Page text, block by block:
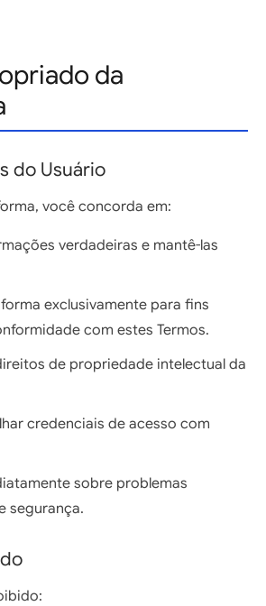
da
do Usuário
você concorda em:
verdadeiras e mantê-las
exclusivamente para fins
com estes Termos.
de propriedade intelectual da
credenciais de acesso com
sobre problemas
segurança.